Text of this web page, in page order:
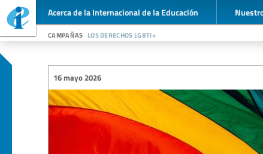
Acerca de la Internacional de la Educación
campañas los derechos lgbti+
16 mayo 2026